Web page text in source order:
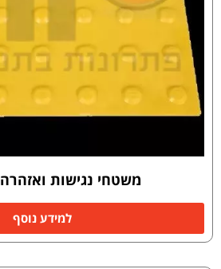
משטחי נגישות ואזהרה לעיוורים
למידע נוסף